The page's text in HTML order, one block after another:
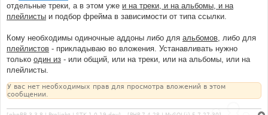
отдельные треки, а в этом уже и на треки, и на альбомы, и на
плейлисты и подбор фрейма в зависимости от типа ссылки.
Кому необходимы одиночные аддоны либо для альбомов , либо для
плейлистов - прикладываю во вложения. Устанавливать нужно
только один из - или общий, или на треки, или на альбомы, или на
плейлисты.
У вас нет необходимых прав для просмотра вложений в этом
сообщении.